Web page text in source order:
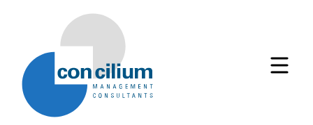
IT-Lexikon